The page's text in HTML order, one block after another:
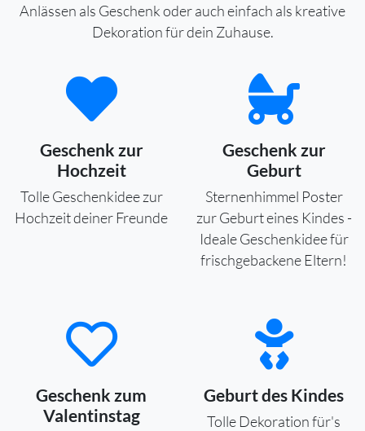
Anlässen als Geschenk oder auch einfach als kreative
Dekoration für dein Zuhause.
Geschenk zur
Hochzeit
Tolle Geschenkidee zur
Hochzeit deiner Freunde
Geschenk zur
Geburt
Sternenhimmel Poster
zur Geburt eines Kindes -
Ideale Geschenkidee für
frischgebackene Eltern!
Geschenk zum
Valentinstag
Geburt des Kindes
Tolle Dekoration für's